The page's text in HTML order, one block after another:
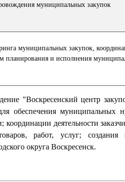
муниципальных закупок
муниципальных закупок,
планирования и исполнения
"Воскресенский центр
обеспечения муниципальных
деятельности
работ, услуг;
округа Воскресенск.